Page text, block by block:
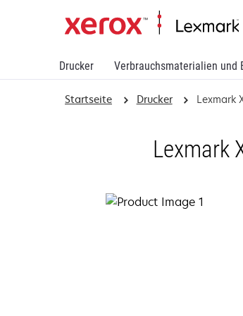
Drucker Verbrauchsmaterialien und
Startseite Drucker Lexmark
Lexmark